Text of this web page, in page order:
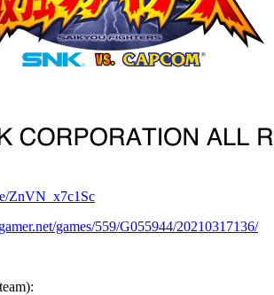
ZnVN_x7c1Sc
games/559/G055944/20210317136/